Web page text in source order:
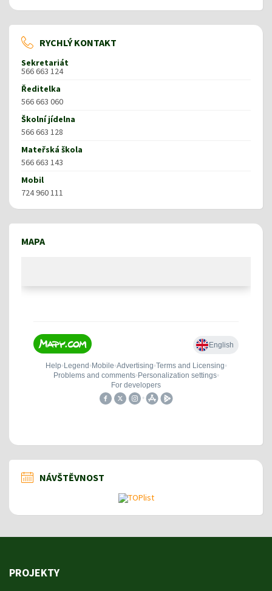
RYCHLÝ KONTAKT
Sekretariát
566 663 124
Ředitelka
566 663 060
Školní jídelna
566 663 128
Mateřská škola
566 663 143
Mobil
724 960 111
MAPA
NÁVŠTĚVNOST
PROJEKTY